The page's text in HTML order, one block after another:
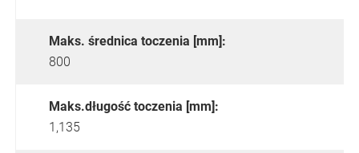
Maks. średnica toczenia [mm]:
800
Maks.długość toczenia [mm]:
1,135